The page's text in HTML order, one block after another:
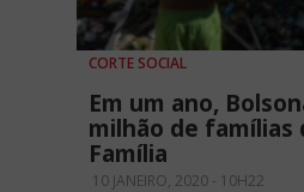
CORTE SOCIAL
Em um ano,
milhão de famílias
Família
10 JANEIRO, 2020 - 10H22